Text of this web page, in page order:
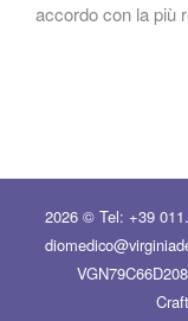
accordo con la più
2026 © Tel: +39